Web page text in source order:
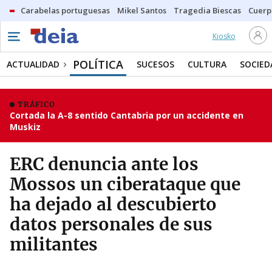
Carabelas portuguesas Mikel Santos Tragedia Biescas
Kiosko
ACTUALIDAD POLÍTICA SUCESOS CULTURA
TRÁFICO
Cortada la A-8 sentido Cantabria por un accidente en
Muskiz
ERC denuncia ante los
Mossos un ciberataque que
ha dejado al descubierto
datos personales de sus
militantes